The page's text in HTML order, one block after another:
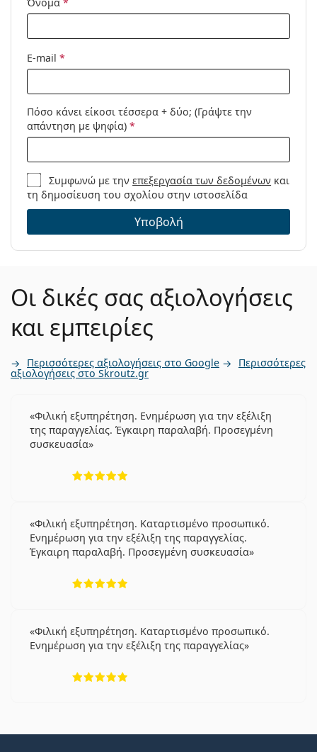
Κατηγορία:
Μάρκα:
Gucci
Χρήση:
Μόδα
Προϊόντος /
Μοντέλο:
GG1100SA 004 58
E-mail *
Πόσο κάνει είκοσι τέσσερα + δύο; (Γράψτε την
απάντηση με ψηφία) *
Συμφωνώ με τηνεπεξεργασία των δεδομένων και
τη δημοσίευση του σχολίου στην ιστοσελίδα
Υποβολή
Οι δικές σας αξιολογήσεις
και εμπειρίες
Περισσότερες αξιολογήσεις στο Google Περισσότερες
αξιολογήσεις στο Skroutz.gr
Φιλική εξυπηρέτηση. Ενημέρωση για την εξέλιξη
της παραγγελίας. Έγκαιρη παραλαβή. Προσεγμένη
συσκευασία
Φιλική εξυπηρέτηση. Καταρτισμένο προσωπικό.
Ενημέρωση για την εξέλιξη της παραγγελίας.
Έγκαιρη παραλαβή. Προσεγμένη συσκευασία
Φιλική εξυπηρέτηση. Καταρτισμένο προσωπικό.
Ενημέρωση για την εξέλιξη της παραγγελίας